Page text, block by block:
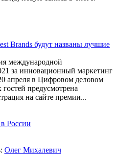
Brands будут названы лучшие
международной
за инновационный маркетинг
апреля в Цифровом деловом
гостей предусмотрена
на сайте премии...
России
Олег Михалевич